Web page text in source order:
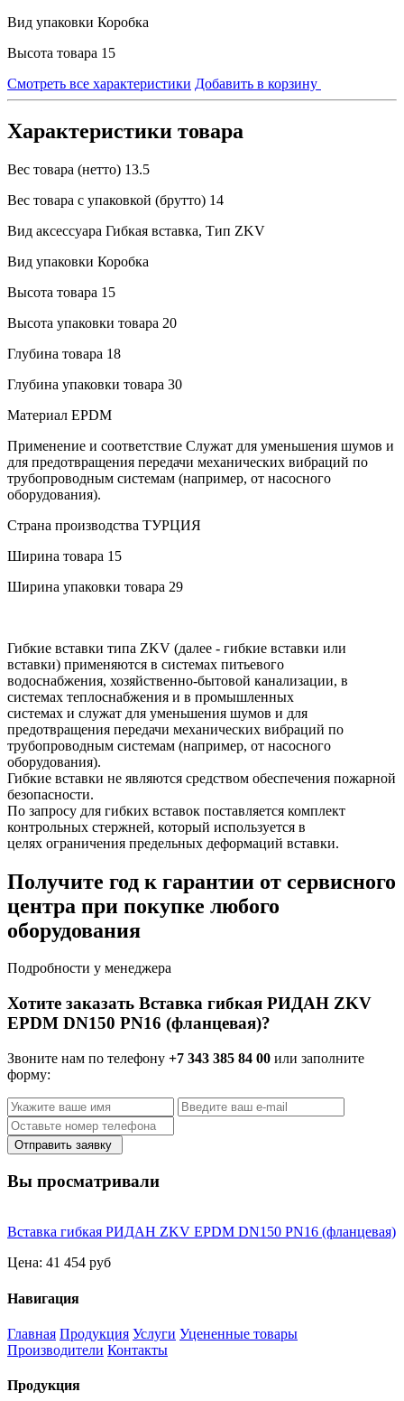
Вид упаковки Коробка
Высота товара 15
Смотреть все характеристики Добавить в корзину
Характеристики товара
Вес товара (нетто) 13.5
Вес товара с упаковкой (брутто) 14
Вид аксессуара Гибкая вставка, Тип ZKV
Вид упаковки Коробка
Высота товара 15
Высота упаковки товара 20
Глубина товара 18
Глубина упаковки товара 30
Материал EPDM
Применение и соответствие Служат для уменьшения шумов и
для предотвращения передачи механических вибраций по
трубопроводным системам (например, от насосного
оборудования).
Страна производства ТУРЦИЯ
Ширина товара 15
Ширина упаковки товара 29
Гибкие вставки типа ZKV (далее - гибкие вставки или
вставки) применяются в системах питьевого
водоснабжения, хозяйственно-бытовой канализации, в
системах теплоснабжения и в промышленных
системах и служат для уменьшения шумов и для
предотвращения передачи механических вибраций по
трубопроводным системам (например, от насосного
оборудования).
Гибкие вставки не являются средством обеспечения пожарной
безопасности.
По запросу для гибких вставок поставляется комплект
контрольных стержней, который используется в
целях ограничения предельных деформаций вставки.
Получите год к гарантии от сервисного
центра при покупке любого
оборудования
Подробности у менеджера
Хотите заказать Вставка гибкая РИДАН ZKV
EPDM DN150 PN16 (фланцевая)?
Звоните нам по телефону +7 343 385 84 00 или заполните
форму:
Отправить заявку
Вы просматривали
Вставка гибкая РИДАН ZKV EPDM DN150 PN16 (фланцевая)
Цена: 41 454 руб
Навигация
Главная Продукция Услуги Уцененные товары
Производители Контакты
Продукция